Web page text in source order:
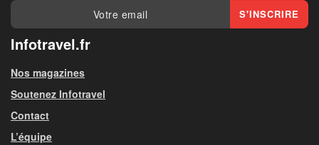
Infotravel.fr
Nos magazines
Soutenez Infotravel
Contact
L’équipe